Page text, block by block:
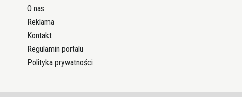
O nas
Reklama
Kontakt
Regulamin portalu
Polityka prywatności